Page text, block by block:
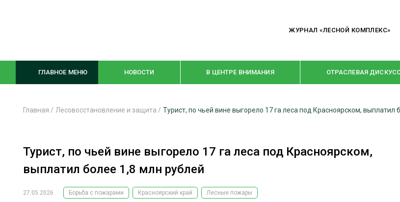
ЖУРНАЛ «ЛЕСНОЙ КОМПЛЕКС»
ГЛАВНОЕ МЕНЮ НОВОСТИ В ЦЕНТРЕ ВНИМАНИЯ ОТРАСЛЕВАЯ
ЛЕСОЗАГОТОВКА
ОБРАБОТКА ДРЕВЕСИНЫ
ЦИФРОВАЯ СРЕДА
ЛЕСОПИЛЕНИЕ
ДЕРЕВЯННОЕ ДОМОСТРОЕНИЕ
БЕЗОПАСНОЕ ПРОИЗВОДСТВО
РУБРИКИ
КРУПНЫМ ПЛАНОМ
Главная / Лесовосстановление и защита / Турист, по чьей вине выгорело 17 га леса под Красноярском, выплатил
Турист, по чьей вине выгорело 17 га леса под Красноярском,
выплатил более 1,8 млн рублей
27.05.2026 Борьба с пожарами Красноярский край Лесные пожары